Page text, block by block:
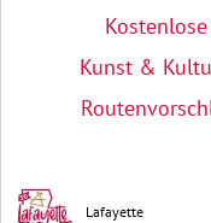
Kunst &
Lafayette